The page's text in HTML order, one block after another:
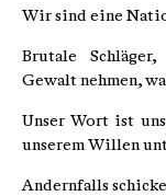
Wir sind eine
Brutale
Gewalt nehmen,
Unser Wort ist
unserem Willen
Andernfalls